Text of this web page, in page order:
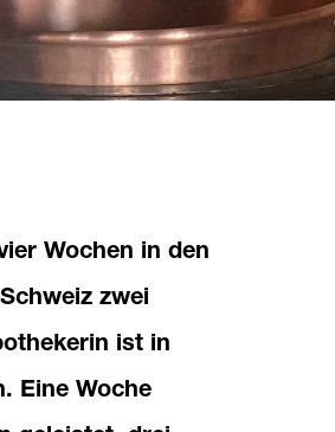
Wochen in den
zwei
ist in
Eine Woche